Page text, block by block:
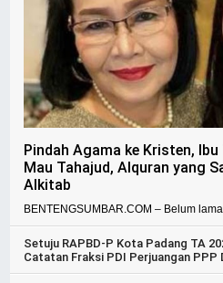
Pindah Agama ke Kristen,
Mau Tahajud, Alquran yang
Alkitab
BENTENGSUMBAR.COM – Belum
Setuju RAPBD-P Kota Padang TA
Catatan Fraksi PDI Perjuangan PPP